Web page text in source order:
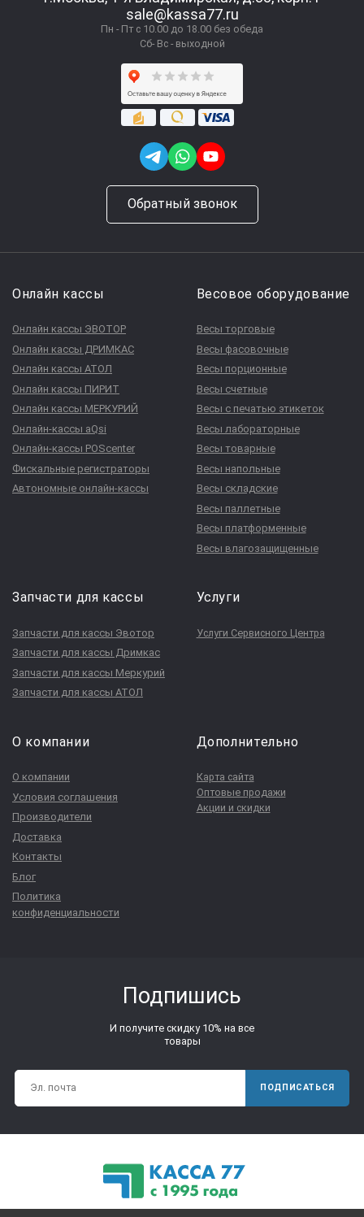
sale@kassa77.ru
Пн - Пт с 10.00 до 18.00 без обеда
Сб- Вс - выходной
Обратный звонок
Онлайн кассы
Онлайн кассы ЭВОТОР
Онлайн кассы ДРИМКАС
Онлайн кассы АТОЛ
Онлайн кассы ПИРИТ
Онлайн кассы МЕРКУРИЙ
Онлайн-кассы aQsi
Онлайн-кассы POScenter
Фискальные регистраторы
Автономные онлайн-кассы
Весовое оборудование
Весы торговые
Весы фасовочные
Весы порционные
Весы счетные
Весы с печатью этикеток
Весы лабораторные
Весы товарные
Весы напольные
Весы складские
Весы паллетные
Весы платформенные
Весы влагозащищенные
Запчасти для кассы
Запчасти для кассы Эвотор
Запчасти для кассы Дримкас
Запчасти для кассы Меркурий
Запчасти для кассы АТОЛ
Услуги
Услуги Сервисного Центра
О компании
О компании
Условия соглашения
Производители
Доставка
Контакты
Блог
Политика
конфиденциальности
Дополнительно
Карта сайта
Оптовые продажи
Акции и скидки
Подпишись
И получите скидку 10% на все
товары
ПОДПИСАТЬСЯ